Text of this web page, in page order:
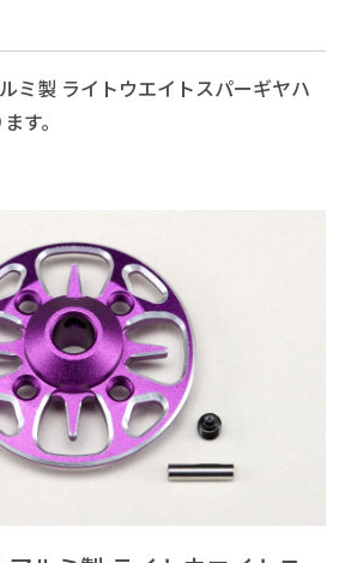
ミ製 ライトウエイトスパーギヤハ
す。